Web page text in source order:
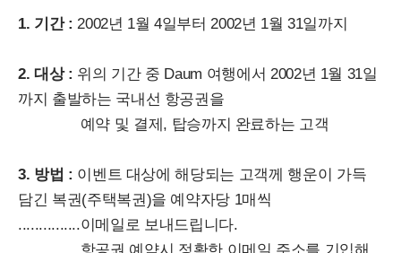
1. 기간 : 2002년 1월 4일부터 2002년 1월 31일까지
2. 대상 : 위의 기간 중 Daum 여행에서 2002년 1월 31일
까지 출발하는 국내선 항공권을
예약 및 결제, 탑승까지 완료하는 고객
3. 방법 : 이벤트 대상에 해당되는 고객께 행운이 가득
담긴 복권(주택복권)을 예약자당 1매씩
...............이메일로 보내드립니다.